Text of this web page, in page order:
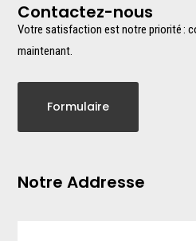
Contactez-nous
Votre satisfaction est notre priorité :
maintenant.
Formulaire
Notre Addresse